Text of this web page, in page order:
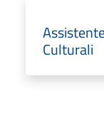
Culturali